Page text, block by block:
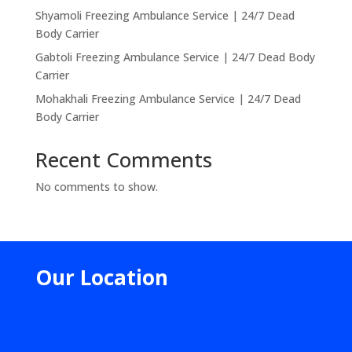
Shyamoli Freezing Ambulance Service | 24/7 Dead
Body Carrier
Gabtoli Freezing Ambulance Service | 24/7 Dead Body
Carrier
Mohakhali Freezing Ambulance Service | 24/7 Dead
Body Carrier
Recent Comments
No comments to show.
Our Location